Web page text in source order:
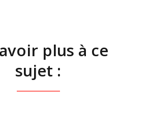
plus à ce
sujet :